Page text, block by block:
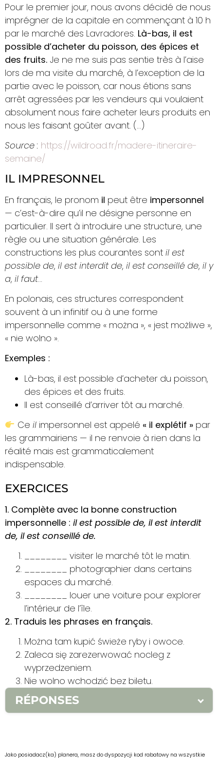
Pour le premier jour, nous avons décidé de nous
imprégner de la capitale en commençant à 10 h
par le marché des Lavradores. Là-bas, il est
possible d’acheter du poisson, des épices et
des fruits. Je ne me suis pas sentie très à l’aise
lors de ma visite du marché, à l’exception de la
partie avec le poisson, car nous étions sans
arrêt agressées par les vendeurs qui voulaient
absolument nous faire acheter leurs produits en
nous les faisant goûter avant. (…)
Source : https://wildroad.fr/madere-itineraire-
semaine/
IL IMPRESONNEL
En français, le pronom il peut être impersonnel
— c’est-à-dire qu’il ne désigne personne en
particulier. Il sert à introduire une structure, une
règle ou une situation générale. Les
constructions les plus courantes sont il est
possible de, il est interdit de, il est conseillé de, il y
a, il faut…
En polonais, ces structures correspondent
souvent à un infinitif ou à une forme
impersonnelle comme « można », « jest możliwe »,
« nie wolno ».
Exemples :
Là-bas, il est possible d’acheter du poisson,
des épices et des fruits.
Il est conseillé d’arriver tôt au marché.
Ce ilimpersonnel est appelé « il explétif »par
les grammairiens — il ne renvoie à rien dans la
réalité mais est grammaticalement
indispensable.
EXERCICES
1. Complète avec la bonne construction
impersonnelle : il est possible de, il est interdit
de, il est conseillé de.
________ visiter le marché tôt le matin.
________ photographier dans certains
espaces du marché.
________ louer une voiture pour explorer
l’intérieur de l’île.
2. Traduis les phrases en français.
Można tam kupić świeże ryby i owoce.
Zaleca się zarezerwować nocleg z
wyprzedzeniem.
Nie wolno wchodzić bez biletu.
RÉPONSES
acheter du poisson frais et des fruits. 2. Il est
Jako posiadacz(ka) planera, masz do dyspozycji kod rabatowy na wszystkie